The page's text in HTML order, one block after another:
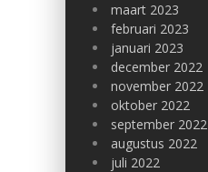
maart 2023
februari 2023
januari 2023
december 2022
november 2022
oktober 2022
september 2022
augustus 2022
juli 2022